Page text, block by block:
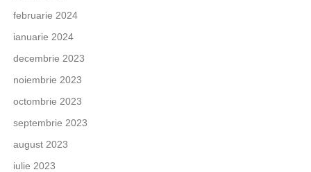
februarie 2024
ianuarie 2024
decembrie 2023
noiembrie 2023
octombrie 2023
septembrie 2023
august 2023
iulie 2023